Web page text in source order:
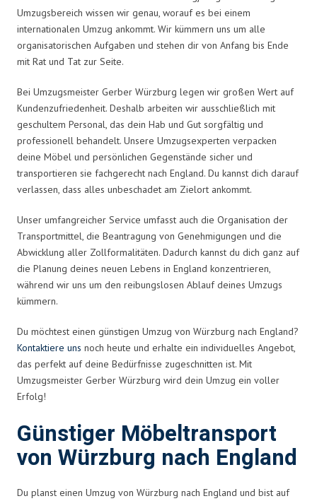
Umzugsbereich wissen wir genau, worauf es bei einem
internationalen Umzug ankommt. Wir kümmern uns um alle
organisatorischen Aufgaben und stehen dir von Anfang bis Ende
mit Rat und Tat zur Seite.
Bei Umzugsmeister Gerber Würzburg legen wir großen Wert auf
Kundenzufriedenheit. Deshalb arbeiten wir ausschließlich mit
geschultem Personal, das dein Hab und Gut sorgfältig und
professionell behandelt. Unsere Umzugsexperten verpacken
deine Möbel und persönlichen Gegenstände sicher und
transportieren sie fachgerecht nach England. Du kannst dich darauf
verlassen, dass alles unbeschadet am Zielort ankommt.
Unser umfangreicher Service umfasst auch die Organisation der
Transportmittel, die Beantragung von Genehmigungen und die
Abwicklung aller Zollformalitäten. Dadurch kannst du dich ganz auf
die Planung deines neuen Lebens in England konzentrieren,
während wir uns um den reibungslosen Ablauf deines Umzugs
kümmern.
Du möchtest einen günstigen Umzug von Würzburg nach England?
Kontaktiere uns noch heute und erhalte ein individuelles Angebot,
das perfekt auf deine Bedürfnisse zugeschnitten ist. Mit
Umzugsmeister Gerber Würzburg wird dein Umzug ein voller
Erfolg!
Günstiger Möbeltransport
von Würzburg nach England
Du planst einen Umzug von Würzburg nach England und bist auf